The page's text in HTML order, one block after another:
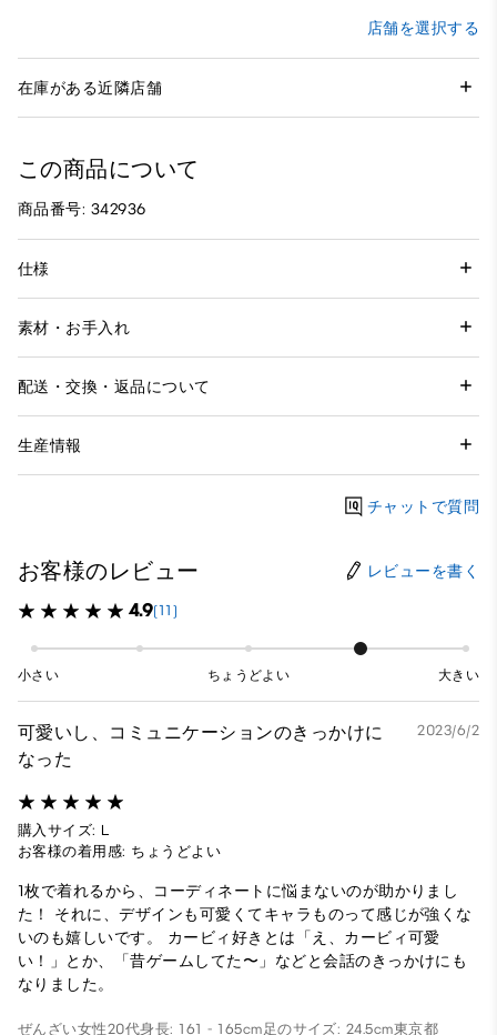
店舗を選択する
在庫がある近隣店舗
この商品について
商品番号: 342936
仕様
素材・お手入れ
配送・交換・返品について
生産情報
チャットで質問
お客様のレビュー レビューを書く
4.9(11)
小さい ちょうどよい 大きい
可愛いし、コミュニケーションのきっかけに
なった
2023/6/2
購入サイズ: L
お客様の着用感: ちょうどよい
1枚で着れるから、コーディネートに悩まないのが助かりまし
た！ それに、デザインも可愛くてキャラものって感じが強くな
いのも嬉しいです。 カービィ好きとは「え、カービィ可愛
い！」とか、「昔ゲームしてた〜」などと会話のきっかけにも
なりました。
ぜんざい女性20代身長: 161 - 165cm足のサイズ: 24.5cm東京都